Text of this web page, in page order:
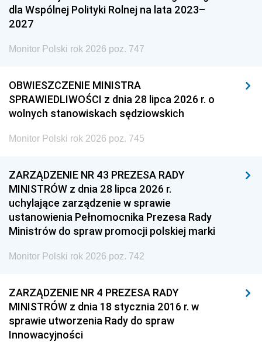
dla Wspólnej Polityki Rolnej na lata 2023–
2027
Monitor Polski rok 2026 poz. 747
OBWIESZCZENIE MINISTRA
SPRAWIEDLIWOŚCI z dnia 28 lipca 2026 r. o
wolnych stanowiskach sędziowskich
Monitor Polski rok 2026 poz. 745
ZARZĄDZENIE NR 43 PREZESA RADY
MINISTRÓW z dnia 28 lipca 2026 r.
uchylające zarządzenie w sprawie
ustanowienia Pełnomocnika Prezesa Rady
Ministrów do spraw promocji polskiej marki
Monitor Polski rok 2026 poz. 742
ZARZĄDZENIE NR 4 PREZESA RADY
MINISTRÓW z dnia 18 stycznia 2016 r. w
sprawie utworzenia Rady do spraw
Innowacyjności